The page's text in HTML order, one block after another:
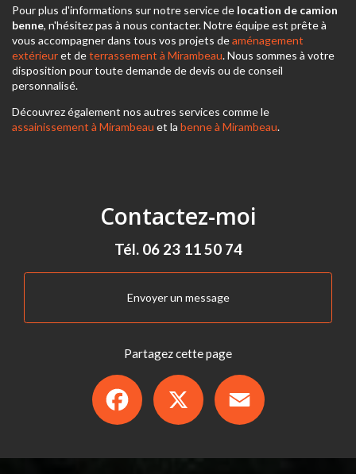
Pour plus d'informations sur notre service de location de camion
benne, n'hésitez pas à nous contacter. Notre équipe est prête à
vous accompagner dans tous vos projets deaménagement
extérieuret deterrassement à Mirambeau. Nous sommes à votre
disposition pour toute demande de devis ou de conseil
personnalisé.
Découvrez également nos autres services comme le
assainissement à Mirambeau et la benne à Mirambeau.
Contactez-moi
Tél. 06 23 11 50 74
Envoyer un message
Partagez cette page
Facebook